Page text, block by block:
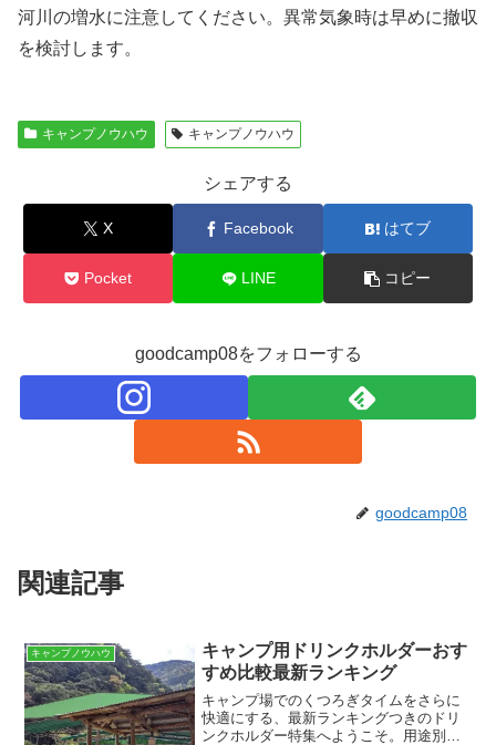
河川の増水に注意してください。異常気象時は早めに撤収
を検討します。
キャンプノウハウ キャンプノウハウ
シェアする
X Facebook はてブ
Pocket LINE コピー
goodcamp08をフォローする
goodcamp08
関連記事
キャンプノウハウ
キャンプ用ドリンクホルダーおす
すめ比較最新ランキング
キャンプ場でのくつろぎタイムをさらに
快適にする、最新ランキングつきのドリ
ンクホルダー特集へようこそ。用途別の